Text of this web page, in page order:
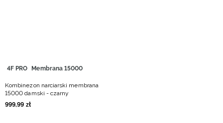
4F PRO Membrana 15000
Kombinezon narciarski membrana
15000 damski - czarny
999,99 zł